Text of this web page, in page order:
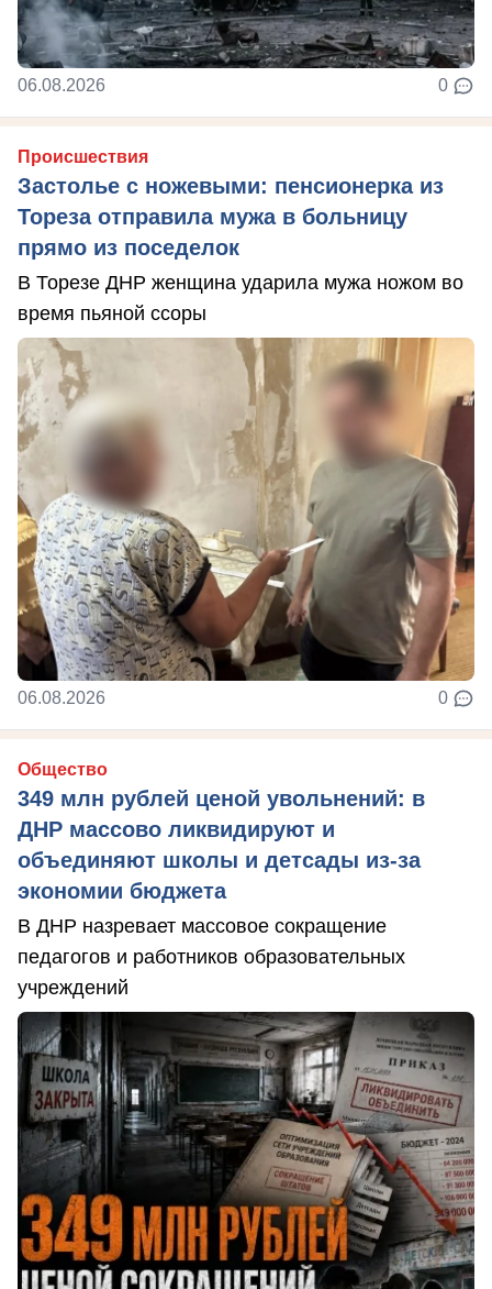
06.08.2026 0
Происшествия
Застолье с ножевыми: пенсионерка из
Тореза отправила мужа в больницу
прямо из поседелок
В Торезе ДНР женщина ударила мужа ножом во
время пьяной ссоры
06.08.2026 0
Общество
349 млн рублей ценой увольнений: в
ДНР массово ликвидируют и
объединяют школы и детсады из-за
экономии бюджета
В ДНР назревает массовое сокращение
педагогов и работников образовательных
учреждений